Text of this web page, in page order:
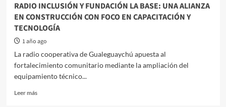
RADIO INCLUSIÓN Y FUNDACIÓN LA BASE: UNA ALIANZA
EN CONSTRUCCIÓN CON FOCO EN CAPACITACIÓN Y
TECNOLOGÍA
1 año ago
La radio cooperativa de Gualeguaychú apuesta al
fortalecimiento comunitario mediante la ampliación del
equipamiento técnico...
Leer másRead